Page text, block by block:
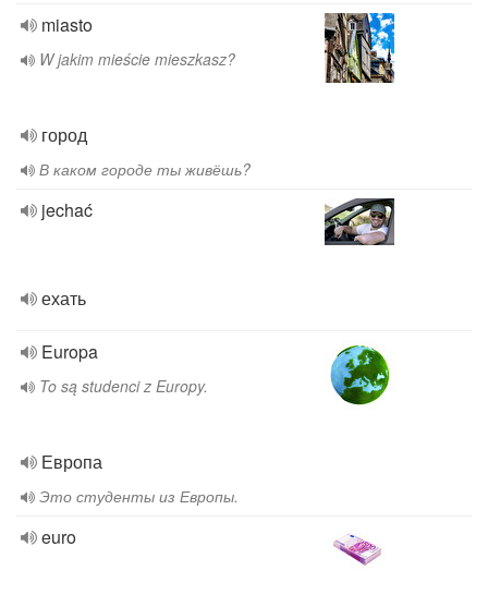
miasto
W jakim mieście mieszkasz?
город
В каком городе ты живёшь?
jechać
ехать
Europa
To są studenci z Europy.
Европа
Это студенты из Европы.
euro